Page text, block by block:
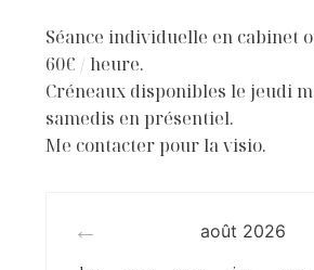
Séance individuelle en cabinet
60€ / heure.
Créneaux disponibles le jeudi
samedis en présentiel.
Me contacter pour la visio.
août 2026